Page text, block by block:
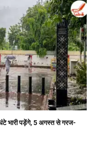
भारी पड़ेंगे, 5 अगस्त से गरज-